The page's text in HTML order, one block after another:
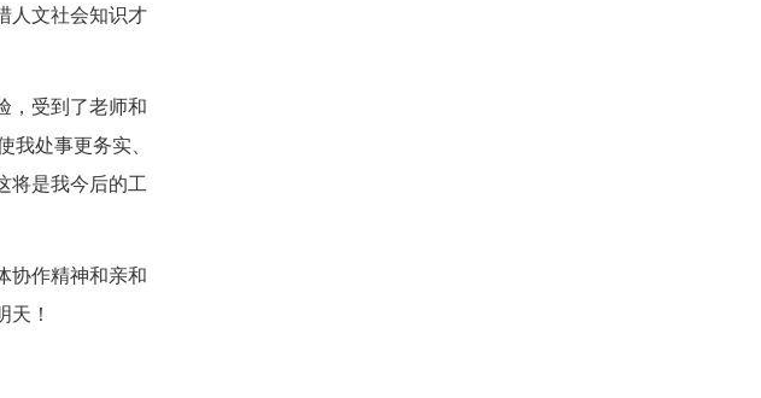
人文社会知识才
，受到了老师和
我处事更务实、
将是我今后的工
协作精神和亲和
天！